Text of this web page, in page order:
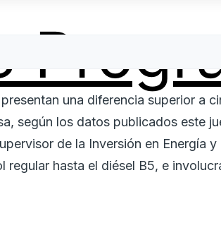
presentan una diferencia superior a
según los datos publicados este
de la Inversión en Energía
regular hasta el diésel B5, e